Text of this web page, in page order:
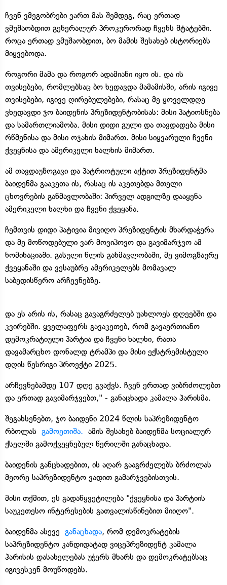
ჩვენ ვმეგობრები ვართ მას შემდეგ, რაც ერთად
ვმუშაობდით გენერალურ პროკურორად ჩვენს შტატებში.
როცა ერთად ვმუშაობდით, ბო მამის შესახებ ისტორიებს
მიყვებოდა.
როგორი მამა და როგორ ადამიანი იყო ის. და ის
თვისებები, რომლებსაც ბო ხედავდა მამამისში, არის იგივე
თვისებები, იგივე ღირებულებები, რასაც მე ყოველდღე
ვხედავდი ჯო ბაიდენის პრეზიდენტობისას: მისი პატიოსნება
და სამართლიამობა. მისი დიდი გული და თავდადება მისი
რწმენისა და მისი ოჯახის მიმართ. მისი სიყვარული ჩვენი
ქვეყნისა და ამერიკელი ხალხის მიმართ.
ამ თავდაუზოგავი და პატრიოტული აქტით პრეზიდენტმა
ბაიდენმა გააკეთა ის, რასაც ის აკეთებდა მთელი
ცხოვრების განმავლობაში: პირველ ადგილზე დააყენა
ამერიკელი ხალხი და ჩვენი ქვეყანა.
ჩემთვის დიდი პატივია მივიღო პრეზიდენტის მხარდაჭერა
და მე მოწოდებული ვარ მოვიპოვო და გავიმარჯვო ამ
ნომინაციაში. გასული წლის განმავლობაში, მე ვიმოგზაურე
ქვეყანაში და ვესაუბრე ამერიკელებს მომავალ
საბედისწერო არჩევნებზე.
და ეს არის ის, რასაც გავაგრძელებ უახლოეს დღეებში და
კვირებში. ყველაფერს გავაკეთებ, რომ გავაერთიანო
დემოკრატიული პარტია და ჩვენი ხალხი, რათა
დავამარცხო დონალდ ტრამპი და მისი ექსტრემისტული
დღის წესრიგი პროექტი 2025.
არჩევნებამდე 107 დღე გვაქვს. ჩვენ ერთად ვიბრძოლებთ
და ერთად გავიმარჯვებთ," - განაცხადა კამალა ჰარისმა.
შეგახსენებთ, ჯო ბაიდენი 2024 წლის საპრეზიდენტო
რბოლას გამოეთიშა. ამის შესახებ ბაიდენმა სოციალურ
ქსელში გამოქვეყნებულ წერილში განაცხადა.
ბაიდენის განცხადებით, ის აღარ გააგრძელებს ბრძოლას
მეორე საპრეზიდენტო ვადით გამარჯვებისთვის.
მისი თქმით, ეს გადაწყვეტილება "ქვეყნისა და პარტიის
საუკეთესო ინტერესების გათვალისწინებით მიიღო".
ბაიდენმა ასევე განაცხადა, რომ დემოკრატების
საპრეზიდენტო კანდიდატად ვიცეპრეზიდენტ კამალა
ჰარისის დასახელებას უჭერს მხარს და დემოკრატებსაც
იგივესკენ მოუწოდებს.